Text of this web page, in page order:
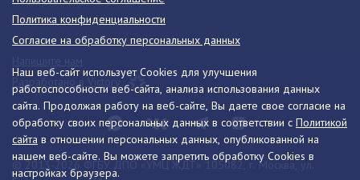
Наш веб-сайт использует Cookies для улучшения
работоспособности веб-сайта, анализа использования данных
сайта. Продолжая работу на веб-сайте, Вы даете свое согласие на
обработку своих персональных данных в соответствии с Политикой
сайта в отношении персональных данных, опубликованной на
нашем веб-сайте. Вы можете запретить обработку Cookies в
настройках браузера.
© 2013-2026 ФГБУ ДПО «УМЦ ЖДТ» 105082, г. Москва, ул.
Политика конфиденциальности
Согласие на обработку персональных данных
Разработано в Victory